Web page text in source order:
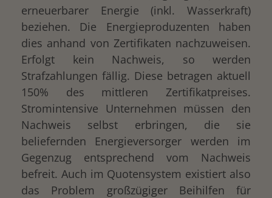
erneuerbarer Energie (inkl. Wasserkraft)
beziehen. Die Energieproduzenten haben
dies anhand von Zertifikaten nachzuweisen.
Erfolgt kein Nachweis, so werden
Strafzahlungen fällig. Diese betragen aktuell
150% des mittleren Zertifikatpreises.
Stromintensive Unternehmen müssen den
Nachweis selbst erbringen, die sie
beliefernden Energieversorger werden im
Gegenzug entsprechend vom Nachweis
befreit. Auch im Quotensystem existiert also
das Problem großzügiger Beihilfen für